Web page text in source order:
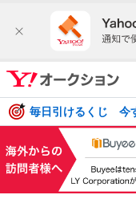
毎日引けるくじ 今